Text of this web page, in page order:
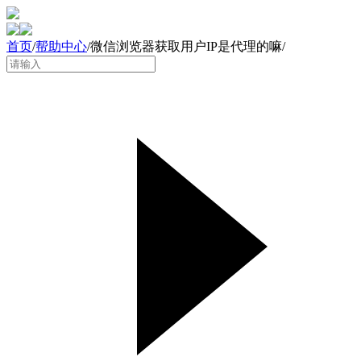
首页/帮助中心/微信浏览器获取用户IP是代理的嘛/